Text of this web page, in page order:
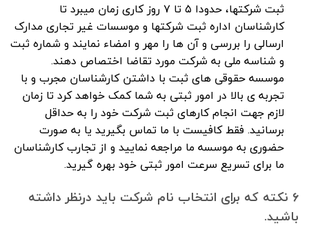
ثبت شرکتها، حدودا ۵ تا ۷ روز کاری زمان میبرد تا
کارشناسان اداره ثبت شرکتها و موسسات غیر تجاری مدارک
ارسالی را بررسی و آن ها را مهر و امضاء نمایند و شماره ثبت
و شناسه ملی به شرکت مورد تقاضا اختصاص دهند.
موسسه حقوقی های ثبت با داشتن کارشناسان مجرب و با
تجربه ی بالا در امور ثبتی به شما کمک خواهد کرد تا زمان
لازم جهت انجام کارهای ثبت شرکت خود را به حداقل
برسانید. فقط کافیست با ما تماس بگیرید یا به صورت
حضوری به موسسه ما مراجعه نمایید و از تجارب کارشناسان
ما برای تسریع سرعت امور ثبتی خود بهره گیرید.
۶ نکته که برای انتخاب نام شرکت باید درنظر داشته
باشید.